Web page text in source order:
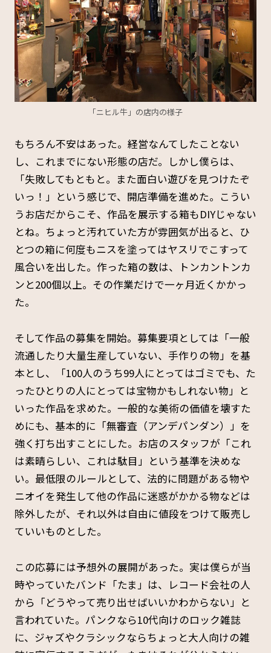
「ニヒル牛」の店内の様子
もちろん不安はあった。経営なんてしたことない
し、これまでにない形態の店だ。しかし僕らは、
「失敗してもともと。また面白い遊びを見つけたぞ
いっ！」という感じで、開店準備を進めた。こうい
うお店だからこそ、作品を展示する箱もDIYじゃない
とね。ちょっと汚れていた方が雰囲気が出ると、ひ
とつの箱に何度もニスを塗ってはヤスリでこすって
風合いを出した。作った箱の数は、トンカントンカ
ンと200個以上。その作業だけで一ヶ月近くかかっ
た。
そして作品の募集を開始。募集要項としては「一般
流通したり大量生産していない、手作りの物」を基
本とし、「100人のうち99人にとってはゴミでも、た
ったひとりの人にとっては宝物かもしれない物」と
いった作品を求めた。一般的な美術の価値を壊すた
めにも、基本的に「無審査（アンデパンダン）」を
強く打ち出すことにした。お店のスタッフが「これ
は素晴らしい、これは駄目」という基準を決めな
い。最低限のルールとして、法的に問題がある物や
ニオイを発生して他の作品に迷惑がかかる物などは
除外したが、それ以外は自由に値段をつけて販売し
ていいものとした。
この応募には予想外の展開があった。実は僕らが当
時やっていたバンド「たま」は、レコード会社の人
から「どうやって売り出せばいいかわからない」と
言われていた。パンクなら10代向けのロック雑誌
に、ジャズやクラシックならちょっと大人向けの雑